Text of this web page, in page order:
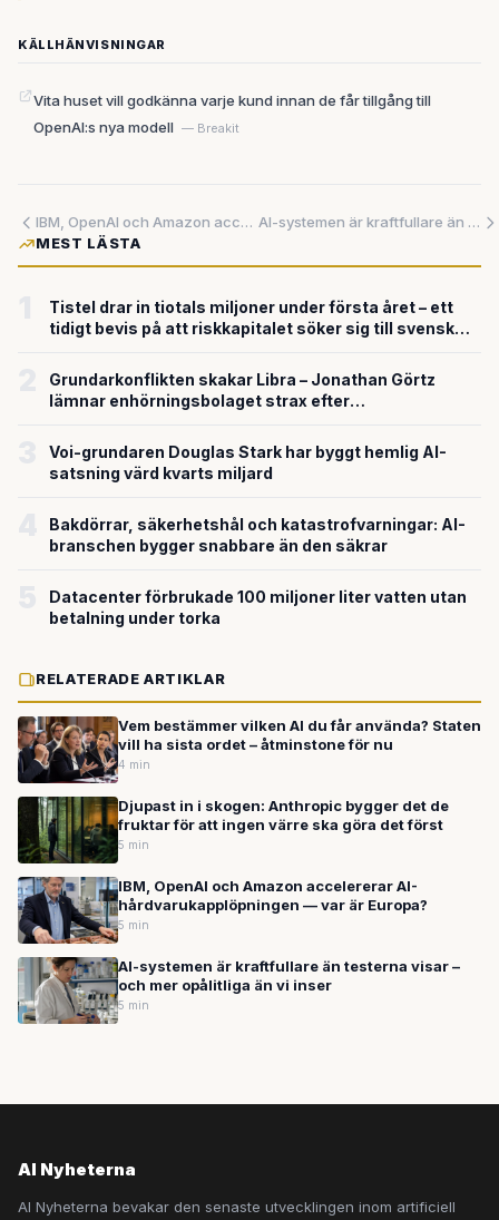
KÄLLHÄNVISNINGAR
Vita huset vill godkänna varje kund innan de får tillgång till
OpenAI:s nya modell — Breakit
IBM, OpenAI och Amazon accelererar AI-hårdvarukapplöpningen — var är Europa?
AI-systemen är kraftfullare än testerna visar – och mer opålitliga än vi inser
MEST LÄSTA
Tistel drar in tiotals miljoner under första året – ett
tidigt bevis på att riskkapitalet söker sig till svensk
Grundarkonflikten skakar Libra – Jonathan Görtz
lämnar enhörningsbolaget strax efter
Voi-grundaren Douglas Stark har byggt hemlig AI-
satsning värd kvarts miljard
Bakdörrar, säkerhetshål och katastrofvarningar: AI-
branschen bygger snabbare än den säkrar
Datacenter förbrukade 100 miljoner liter vatten utan
betalning under torka
RELATERADE ARTIKLAR
Vem bestämmer vilken AI du får använda? Staten
vill ha sista ordet – åtminstone för nu
4 min
Djupast in i skogen: Anthropic bygger det de
fruktar för att ingen värre ska göra det först
5 min
IBM, OpenAI och Amazon accelererar AI-
hårdvarukapplöpningen — var är Europa?
5 min
AI-systemen är kraftfullare än testerna visar –
och mer opålitliga än vi inser
5 min
AI Nyheterna
AI Nyheterna bevakar den senaste utvecklingen inom artificiell